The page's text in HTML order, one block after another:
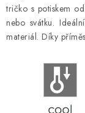
tričko s potiskem
nebo svátku.
materiál. Díky